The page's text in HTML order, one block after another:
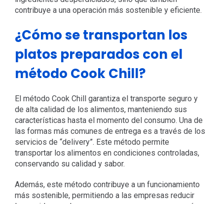
contribuye a una operación más sostenible y eficiente.
¿Cómo se transportan los
platos preparados con el
método Cook Chill?
El método Cook Chill garantiza el transporte seguro y
de alta calidad de los alimentos, manteniendo sus
características hasta el momento del consumo. Una de
las formas más comunes de entrega es a través de los
servicios de “delivery”. Este método permite
transportar los alimentos en condiciones controladas,
conservando su calidad y sabor.
Además, este método contribuye a un funcionamiento
más sostenible, permitiendo a las empresas reducir